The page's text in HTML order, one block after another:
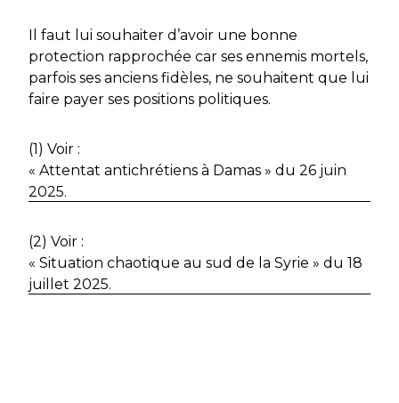
Il faut lui souhaiter d’avoir une bonne
protection rapprochée car ses ennemis mortels,
parfois ses anciens fidèles, ne souhaitent que lui
faire payer ses positions politiques.
(1) Voir :
« Attentat antichrétiens à Damas » du 26 juin
2025.
(2) Voir :
« Situation chaotique au sud de la Syrie » du 18
juillet 2025.